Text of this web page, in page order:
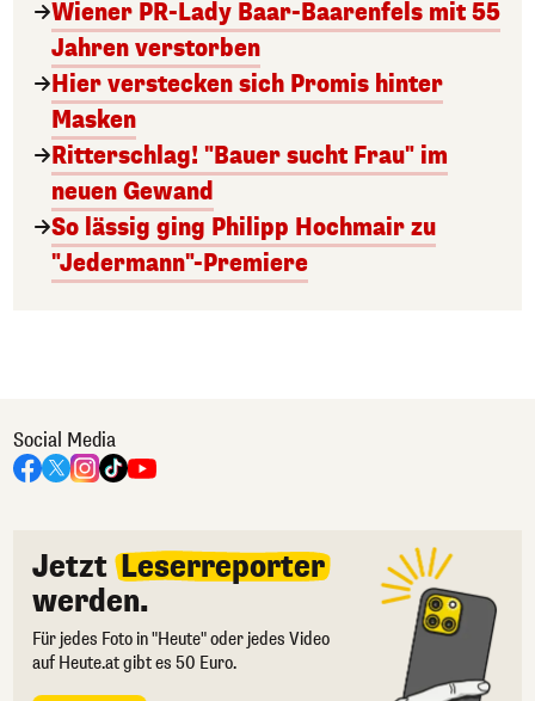
Wiener PR-Lady Baar-Baarenfels mit 55
Jahren verstorben
Hier verstecken sich Promis hinter
Masken
Ritterschlag! "Bauer sucht Frau" im
neuen Gewand
So lässig ging Philipp Hochmair zu
"Jedermann"-Premiere
Social Media
Jetzt Leserreporter
werden.
Für jedes Foto in "Heute" oder jedes Video
auf Heute.at gibt es 50 Euro.